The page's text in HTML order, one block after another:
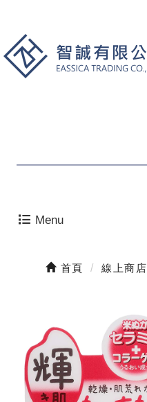
Menu
首頁 線上商店